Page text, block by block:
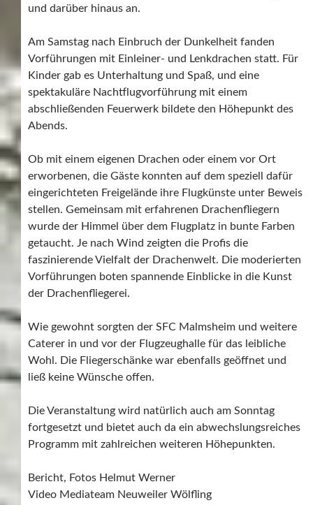
und darüber hinaus an.
Am Samstag nach Einbruch der Dunkelheit fanden
Vorführungen mit Einleiner- und Lenkdrachen statt. Für
Kinder gab es Unterhaltung und Spaß, und eine
spektakuläre Nachtflugvorführung mit einem
abschließenden Feuerwerk bildete den Höhepunkt des
Abends.
Ob mit einem eigenen Drachen oder einem vor Ort
erworbenen, die Gäste konnten auf dem speziell dafür
eingerichteten Freigelände ihre Flugkünste unter Beweis
stellen. Gemeinsam mit erfahrenen Drachenfliegern
wurde der Himmel über dem Flugplatz in bunte Farben
getaucht. Je nach Wind zeigten die Profis die
faszinierende Vielfalt der Drachenwelt. Die moderierten
Vorführungen boten spannende Einblicke in die Kunst
der Drachenfliegerei.
Wie gewohnt sorgten der SFC Malmsheim und weitere
Caterer in und vor der Flugzeughalle für das leibliche
Wohl. Die Fliegerschänke war ebenfalls geöffnet und
ließ keine Wünsche offen.
Die Veranstaltung wird natürlich auch am Sonntag
fortgesetzt und bietet auch da ein abwechslungsreiches
Programm mit zahlreichen weiteren Höhepunkten.
Bericht, Fotos Helmut Werner
Video Mediateam Neuweiler Wölfling